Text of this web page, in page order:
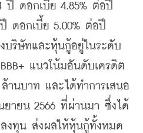
ดอกเบี้ย 4.85% ต่อปี
ดอกเบี้ย 5.00% ต่อปี
บริษัทและหุ้นกู้อยู่ในระดับ
แนวโน้มอันดับเครดิต
านบาท และได้ทำการเสนอ
ายน 2566 ที่ผ่านมา ซึ่งได้
งทุน ส่งผลให้หุ้นกู้ทั้งหมด